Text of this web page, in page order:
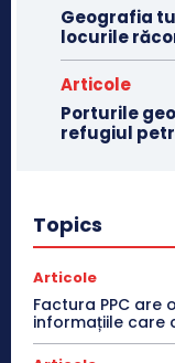
Geografia
locurile
Articole
Porturile
refugiul
Topics
Articole
Factura PPC are
informațiile care